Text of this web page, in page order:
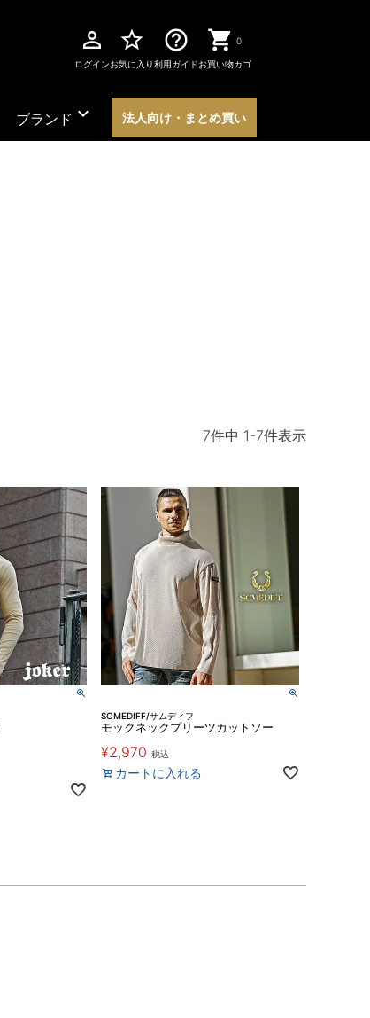
perm_identity
ログイン
star_border
お気に入り
help_outline
利用ガイド
0
お買い物カゴ
ブランド expand_more 法人向け・まとめ買い
7件中 1-7件表示
SOMEDIFF/サムディフ
モックネックプリーツカットソー
¥2,970 税込
カートに入れる